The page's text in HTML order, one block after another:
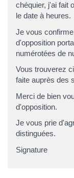
chéquier, j'ai fait
le date à heures.
Je vous
d'opposition
numérotées de
Vous trouverez
faite auprès des
Merci de bien
d'opposition.
Je vous prie
distinguées.
Signature